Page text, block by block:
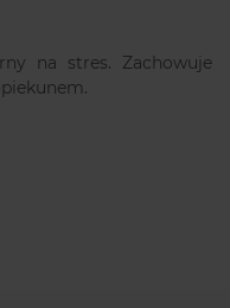
na stres. Zachowuje